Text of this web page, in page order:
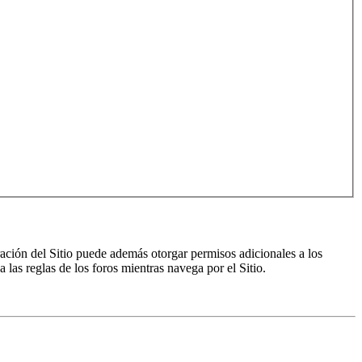
del Sitio puede además otorgar permisos adicionales a los
las reglas de los foros mientras navega por el Sitio.